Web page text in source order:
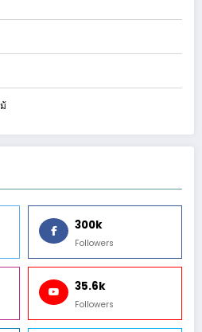
300k
Followers
35.6k
Followers